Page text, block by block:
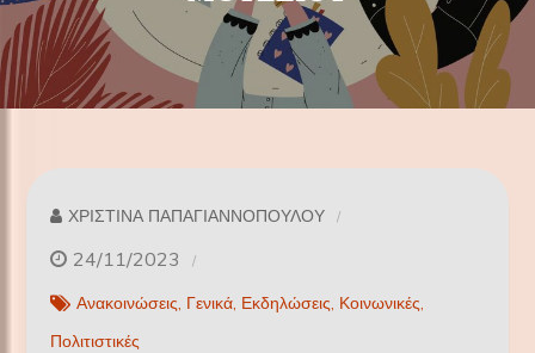
ΧΡΙΣΤΙΝΑ ΠΑΠΑΓΙΑΝΝΟΠΟΥΛΟΥ
24/11/2023
Ανακοινώσεις Γενικά Εκδηλώσεις Κοινωνικές
Πολιτιστικές